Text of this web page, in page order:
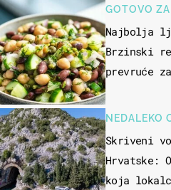
GOTOVO
Najbolja
Brzinski
prevruće
NEDALEKO
Skriveni
Hrvatske:
koja